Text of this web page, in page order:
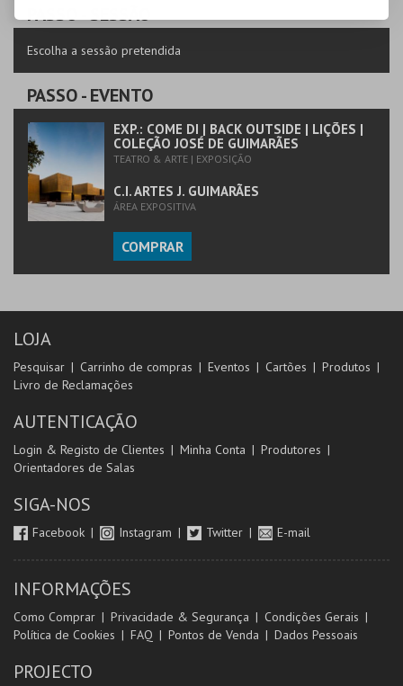
MAIS INFO
COMPRAR
PASSO- SESSÃO
Escolha a sessão pretendida
PASSO- EVENTO
EXP.: COME DI | BACK OUTSIDE | LIÇÕES |
COLEÇÃO JOSÉ DE GUIMARÃES
TEATRO & ARTE | EXPOSIÇÃO
C.I. ARTES J. GUIMARÃES
ÁREA EXPOSITIVA
COMPRAR
LOJA
Pesquisar Carrinho de compras Eventos Cartões
Produtos
Livro de Reclamações
AUTENTICAÇÃO
Login & Registo de Clientes Minha Conta
Produtores
Orientadores de Salas
SIGA-NOS
Facebook Instagram Twitter E-mail
INFORMAÇÕES
Como Comprar Privacidade & Segurança
Condições Gerais
Política de Cookies
FAQ Pontos de Venda Dados Pessoais
PROJECTO